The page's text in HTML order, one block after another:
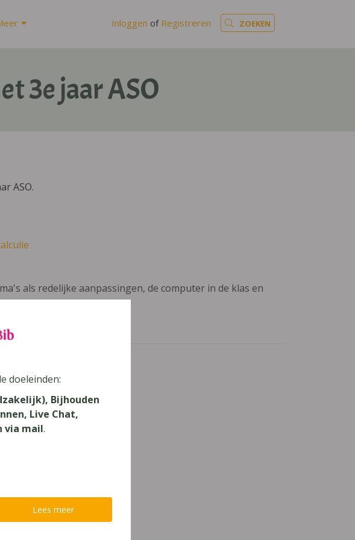
Inloggen of Registreren ZOEKEN
3e jaar ASO
ASO.
als redelijke aanpassingen, de computer in de klas en
doeleinden:
Bijhouden
Live Chat,
via mail.
Lees meer